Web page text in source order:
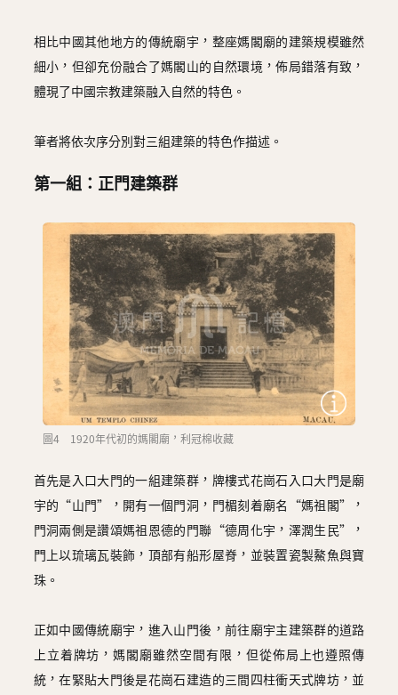
相比中國其他地方的傳統廟宇，整座媽閣廟的建築規模雖然
細小，但卻充份融合了媽閣山的自然環境，佈局錯落有致，
體現了中國宗教建築融入自然的特色。
筆者將依次序分別對三組建築的特色作描述。
第一組：正門建築群
圖4 1920年代初的媽閣廟，利冠棉收藏
首先是入口大門的一組建築群，牌樓式花崗石入口大門是廟
宇的“山門”，開有一個門洞，門楣刻着廟名“媽祖閣”，
門洞兩側是讚頌媽祖恩德的門聯“德周化宇，澤潤生民”，
門上以琉璃瓦裝飾，頂部有船形屋脊，並裝置瓷製鰲魚與寶
珠。
正如中國傳統廟宇，進入山門後，前往廟宇主建築群的道路
上立着牌坊，媽閣廟雖然空間有限，但從佈局上也遵照傳
統，在緊貼大門後是花崗石建造的三間四柱衝天式牌坊，並